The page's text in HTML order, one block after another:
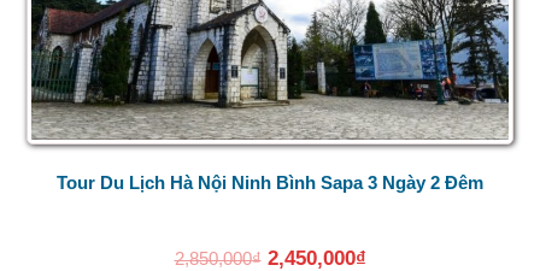
Tour Du Lịch Hà Nội Ninh Bình Sapa 3 Ngày 2 Đêm
2,850,000₫ 2,450,000₫